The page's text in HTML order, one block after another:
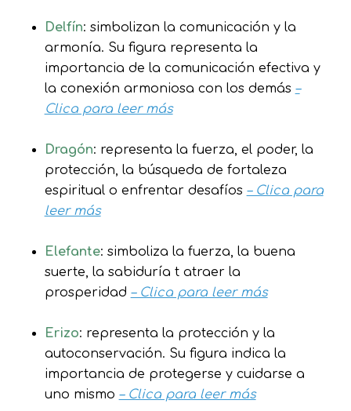
Delfín: simbolizan la comunicación y la
armonía. Su figura representa la
importancia de la comunicación efectiva y
la conexión armoniosa con los demás –
Clica para leer más
Dragón: representa la fuerza, el poder, la
protección, la búsqueda de fortaleza
espiritual o enfrentar desafíos – Clica para
leer más
Elefante: simboliza la fuerza, la buena
suerte, la sabiduría t atraer la
prosperidad – Clica para leer más
Erizo: representa la protección y la
autoconservación. Su figura indica la
importancia de protegerse y cuidarse a
uno mismo – Clica para leer más